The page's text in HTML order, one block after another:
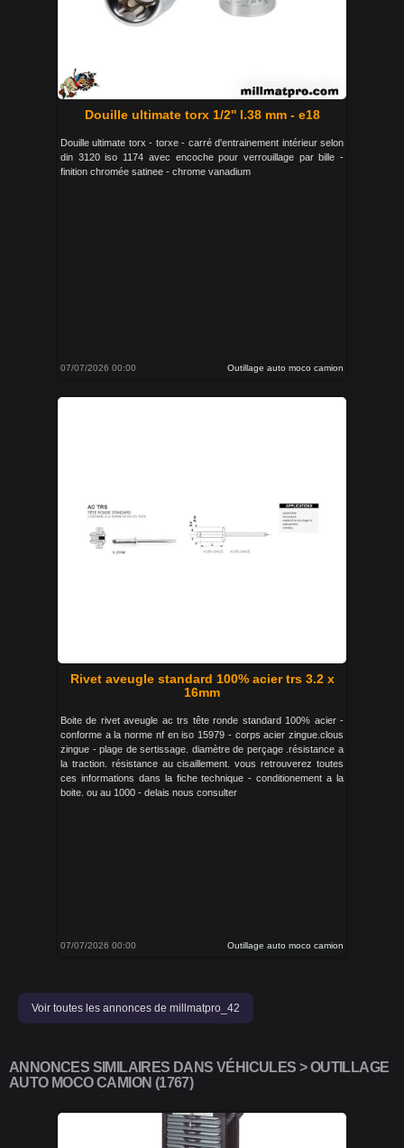
Douille ultimate torx 1/2'' l.38 mm - e18
Douille ultimate torx - torxe - carré d'entrainement intérieur selon
din 3120 iso 1174 avec encoche pour verrouillage par bille -
finition chromée satinee - chrome vanadium
07/07/2026 00:00 Outillage auto moco camion
Rivet aveugle standard 100% acier trs 3.2 x
16mm
Boite de rivet aveugle ac trs tête ronde standard 100% acier -
conforme a la norme nf en iso 15979 - corps acier zingue.clous
zingue - plage de sertissage. diamètre de perçage .résistance a
la traction. résistance au cisaillement. vous retrouverez toutes
ces informations dans la fiche technique - conditionement a la
boite. ou au 1000 - delais nous consulter
07/07/2026 00:00 Outillage auto moco camion
Voir toutes les annonces de millmatpro_42
ANNONCES SIMILAIRES DANS VÉHICULES > OUTILLAGE
AUTO MOCO CAMION (1767)